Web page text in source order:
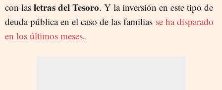
con las letras del Tesoro. Y la inversión en este tipo de
deuda pública en el caso de las familias se ha disparado
en los últimos meses.